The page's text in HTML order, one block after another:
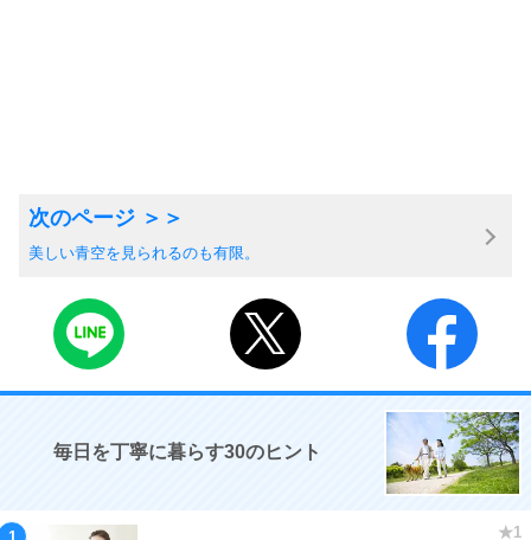
美しい青空を見られるのも有限。
毎日を丁寧に暮らす30のヒント